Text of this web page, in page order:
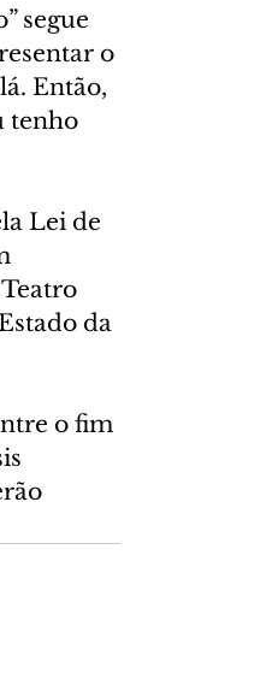
segue
o
Então,
tenho
Lei de
da
o fim